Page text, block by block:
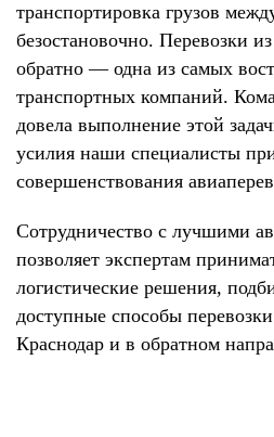
транспортировка грузов
безостановочно. Перевозки
обратно — одна из самых
транспортных компаний.
довела выполнение этой
усилия наши специалисты
совершенствования
Сотрудничество с лучшими
позволяет экспертам
логистические решения,
доступные способы
Краснодар и в обратном